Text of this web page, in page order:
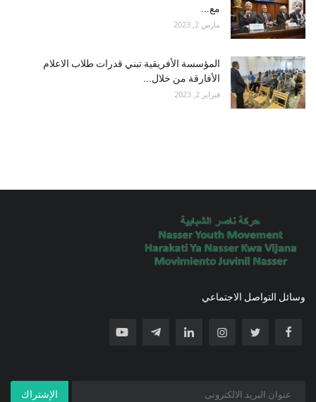
مع...
مارس 2, 2023
المؤسسة الأفريقية تبني قدرات طلاب الاعلام
الأفارقة من خلال...
فبراير 2, 2023
وسائل التواصل الاجتماعي
الإشتراك